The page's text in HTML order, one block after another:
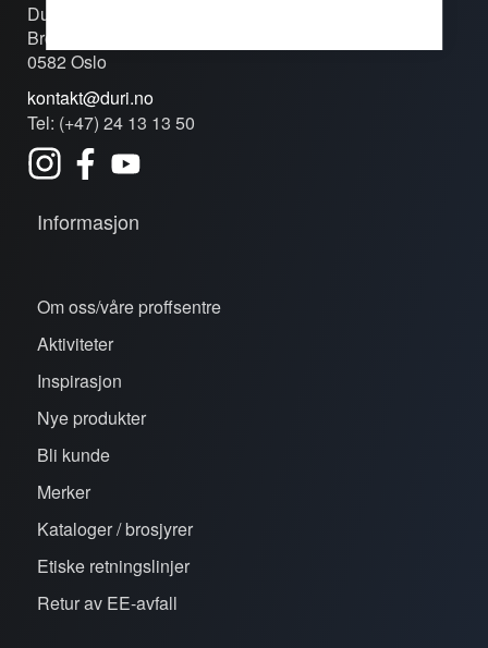
Duri Fagprofil AS
Brobekkveien 80c
0582 Oslo
kontakt@duri.no
Tel: (+47) 24 13 13 50
Informasjon
Om oss/våre proffsentre
Aktiviteter
Inspirasjon
Nye produkter
Bli kunde
Merker
Kataloger / brosjyrer
Etiske retningslinjer
Retur av EE-avfall